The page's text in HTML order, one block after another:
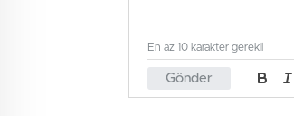
Gönder
En az 10 karakter gerekli